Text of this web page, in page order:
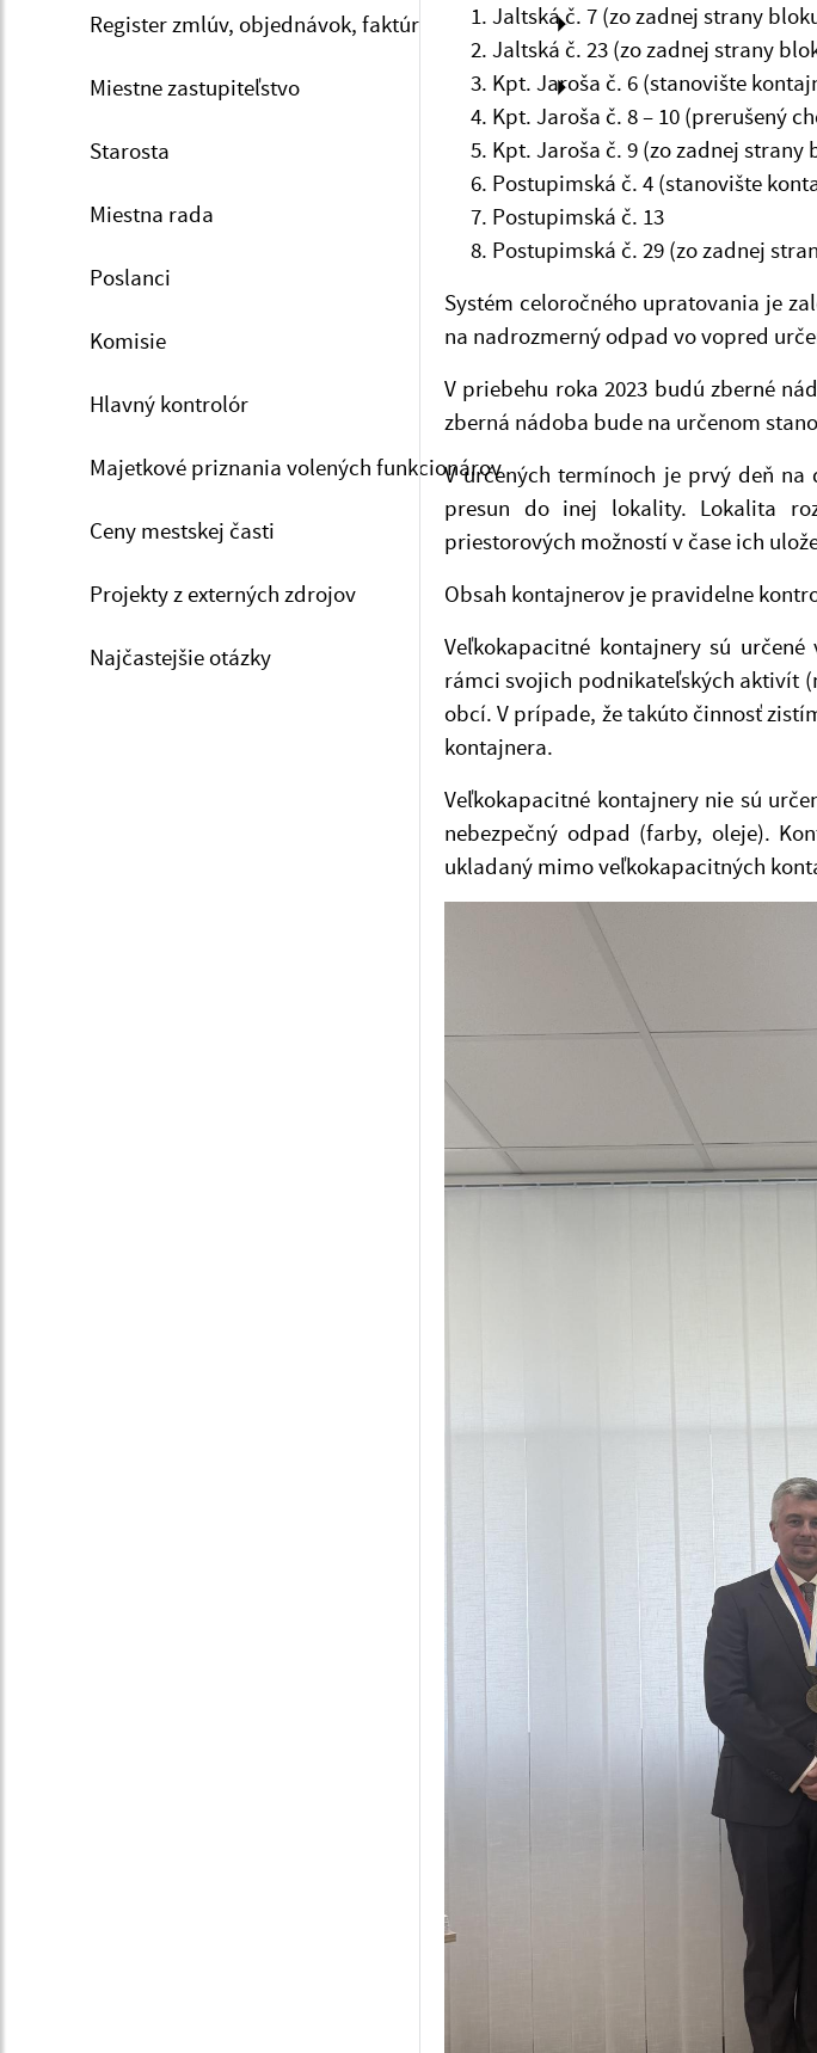
Register zmlúv, objednávok, faktúr
Miestne zastupiteľstvo
Starosta
Miestna rada
Poslanci
Komisie
Hlavný kontrolór
Majetkové priznania volených funkcionárov
Ceny mestskej časti
Projekty z externých zdrojov
Najčastejšie otázky
Jaltská č. 7 (zo zadnej strany
Jaltská č. 23 (zo zadnej strany
Kpt. Jaroša č. 6 (stanovište
Kpt. Jaroša č. 8 – 10 (prerušený
Kpt. Jaroša č. 9 (zo zadnej strany
Postupimská č. 4 (stanovište
Postupimská č. 13
Postupimská č. 29 (zo zadnej
Systém celoročného upratovania je
na nadrozmerný odpad vo vopred
V priebehu roka 2023 budú zberné
zberná nádoba bude na určenom
V určených termínoch je prvý deň
presun do inej lokality. Lokalita
priestorových možností v čase ich
Obsah kontajnerov je pravidelne
Veľkokapacitné kontajnery sú
rámci svojich podnikateľských aktivít
obcí. V prípade, že takúto činnosť
kontajnera.
Veľkokapacitné kontajnery nie sú
nebezpečný odpad (farby, oleje).
ukladaný mimo veľkokapacitných